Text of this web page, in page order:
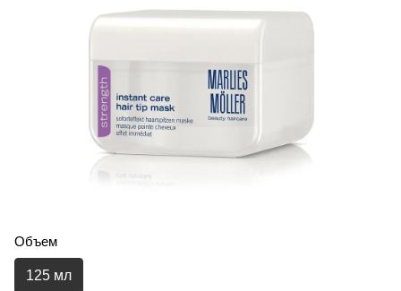
Объем
125 мл